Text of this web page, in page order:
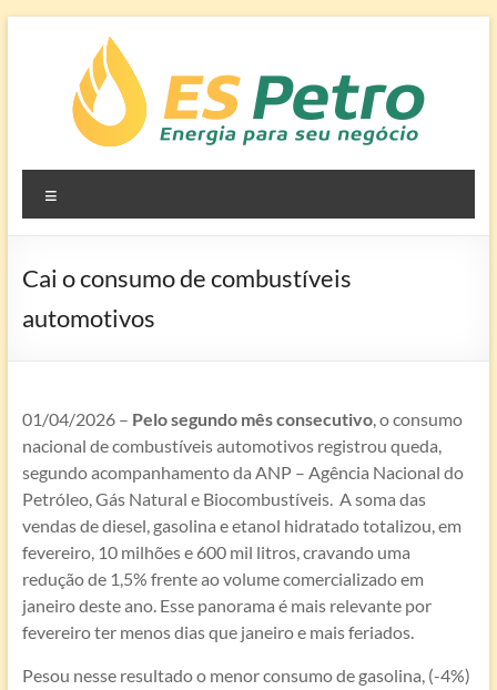
conteúdo
ES
Petro –
Energia
para
Edson Silva
Soluções em
Petróleo e
Cai o consumo de combustíveis
automotivos
01/04/2026 – Pelo segundo mês consecutivo, o consumo
nacional de combustíveis automotivos registrou queda,
segundo acompanhamento da ANP – Agência Nacional do
Petróleo, Gás Natural e Biocombustíveis. A soma das
vendas de diesel, gasolina e etanol hidratado totalizou, em
fevereiro, 10 milhões e 600 mil litros, cravando uma
redução de 1,5% frente ao volume comercializado em
janeiro deste ano. Esse panorama é mais relevante por
fevereiro ter menos dias que janeiro e mais feriados.
Pesou nesse resultado o menor consumo de gasolina, (-4%)